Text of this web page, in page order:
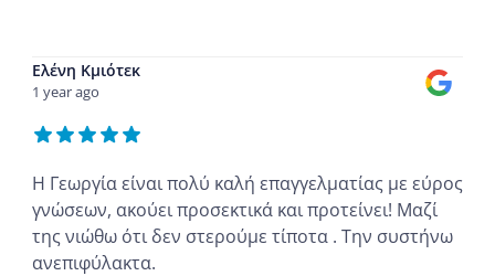
Ελένη Κμιότεκ
1 year ago
Η Γεωργία είναι πολύ καλή επαγγελματίας με εύρος
γνώσεων, ακούει προσεκτικά και προτείνει! Μαζί
της νιώθω ότι δεν στερούμε τίποτα . Την συστήνω
ανεπιφύλακτα.